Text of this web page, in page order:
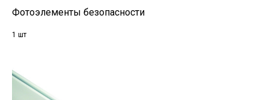
Фотоэлементы безопасности
1 шт